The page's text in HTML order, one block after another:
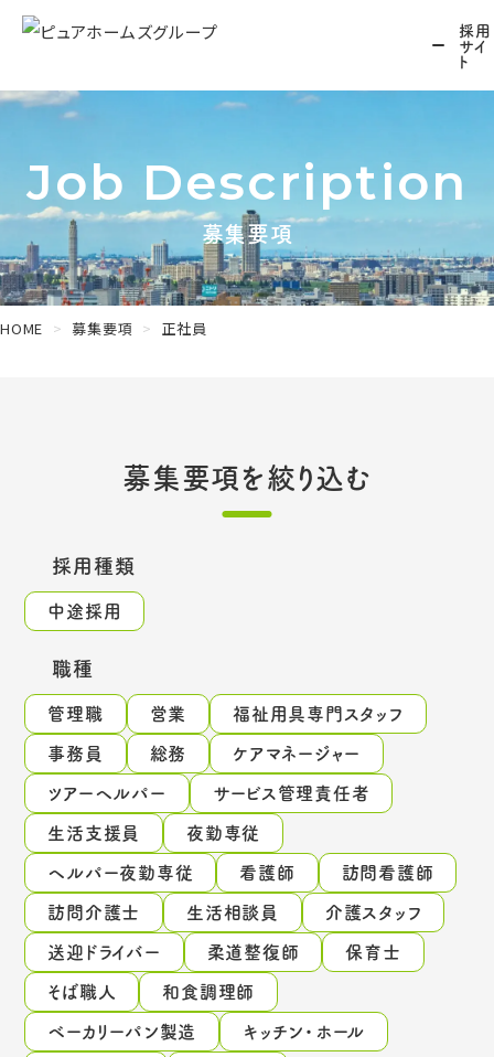
採用
サイ
ト
Job Description
募集要項
HOME 募集要項 正社員
募集要項を絞り込む
採用種類
中途採用
職種
管理職 営業
福祉用具専門スタッフ
事務員
総務
ケアマネージャー
ツアーヘルパー
サービス管理責任者
生活支援員
夜勤専従
ヘルパー夜勤専従
看護師
訪問看護師
訪問介護士
生活相談員
介護スタッフ
送迎ドライバー
柔道整復師
保育士
そば職人
和食調理師
ベーカリーパン製造
キッチン・ホール